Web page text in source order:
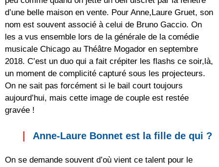
d’une belle maison en vente. Pour Anne,Laure Gruet, son
nom est souvent associé à celui de Bruno Gaccio. On
les a vus ensemble lors de la générale de la comédie
musicale Chicago au Théâtre Mogador en septembre
2018. C’est un duo qui a fait crépiter les flashs ce soir,là,
un moment de complicité capturé sous les projecteurs.
On ne sait pas forcément si le bail court toujours
aujourd’hui, mais cette image de couple est restée
gravée !
Anne-Laure Bonnet est la fille de qui ?
On se demande souvent d’où vient ce talent pour le